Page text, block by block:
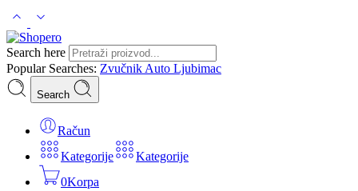
Search here
Popular Searches: Zvučnik Auto Ljubimac
Search
Račun
Kategorije
Kategorije
0Korpa